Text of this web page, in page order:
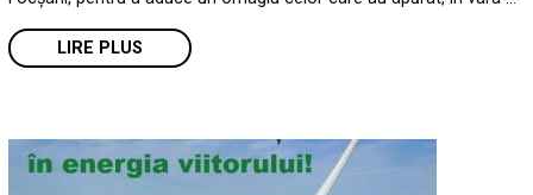
LIRE PLUS